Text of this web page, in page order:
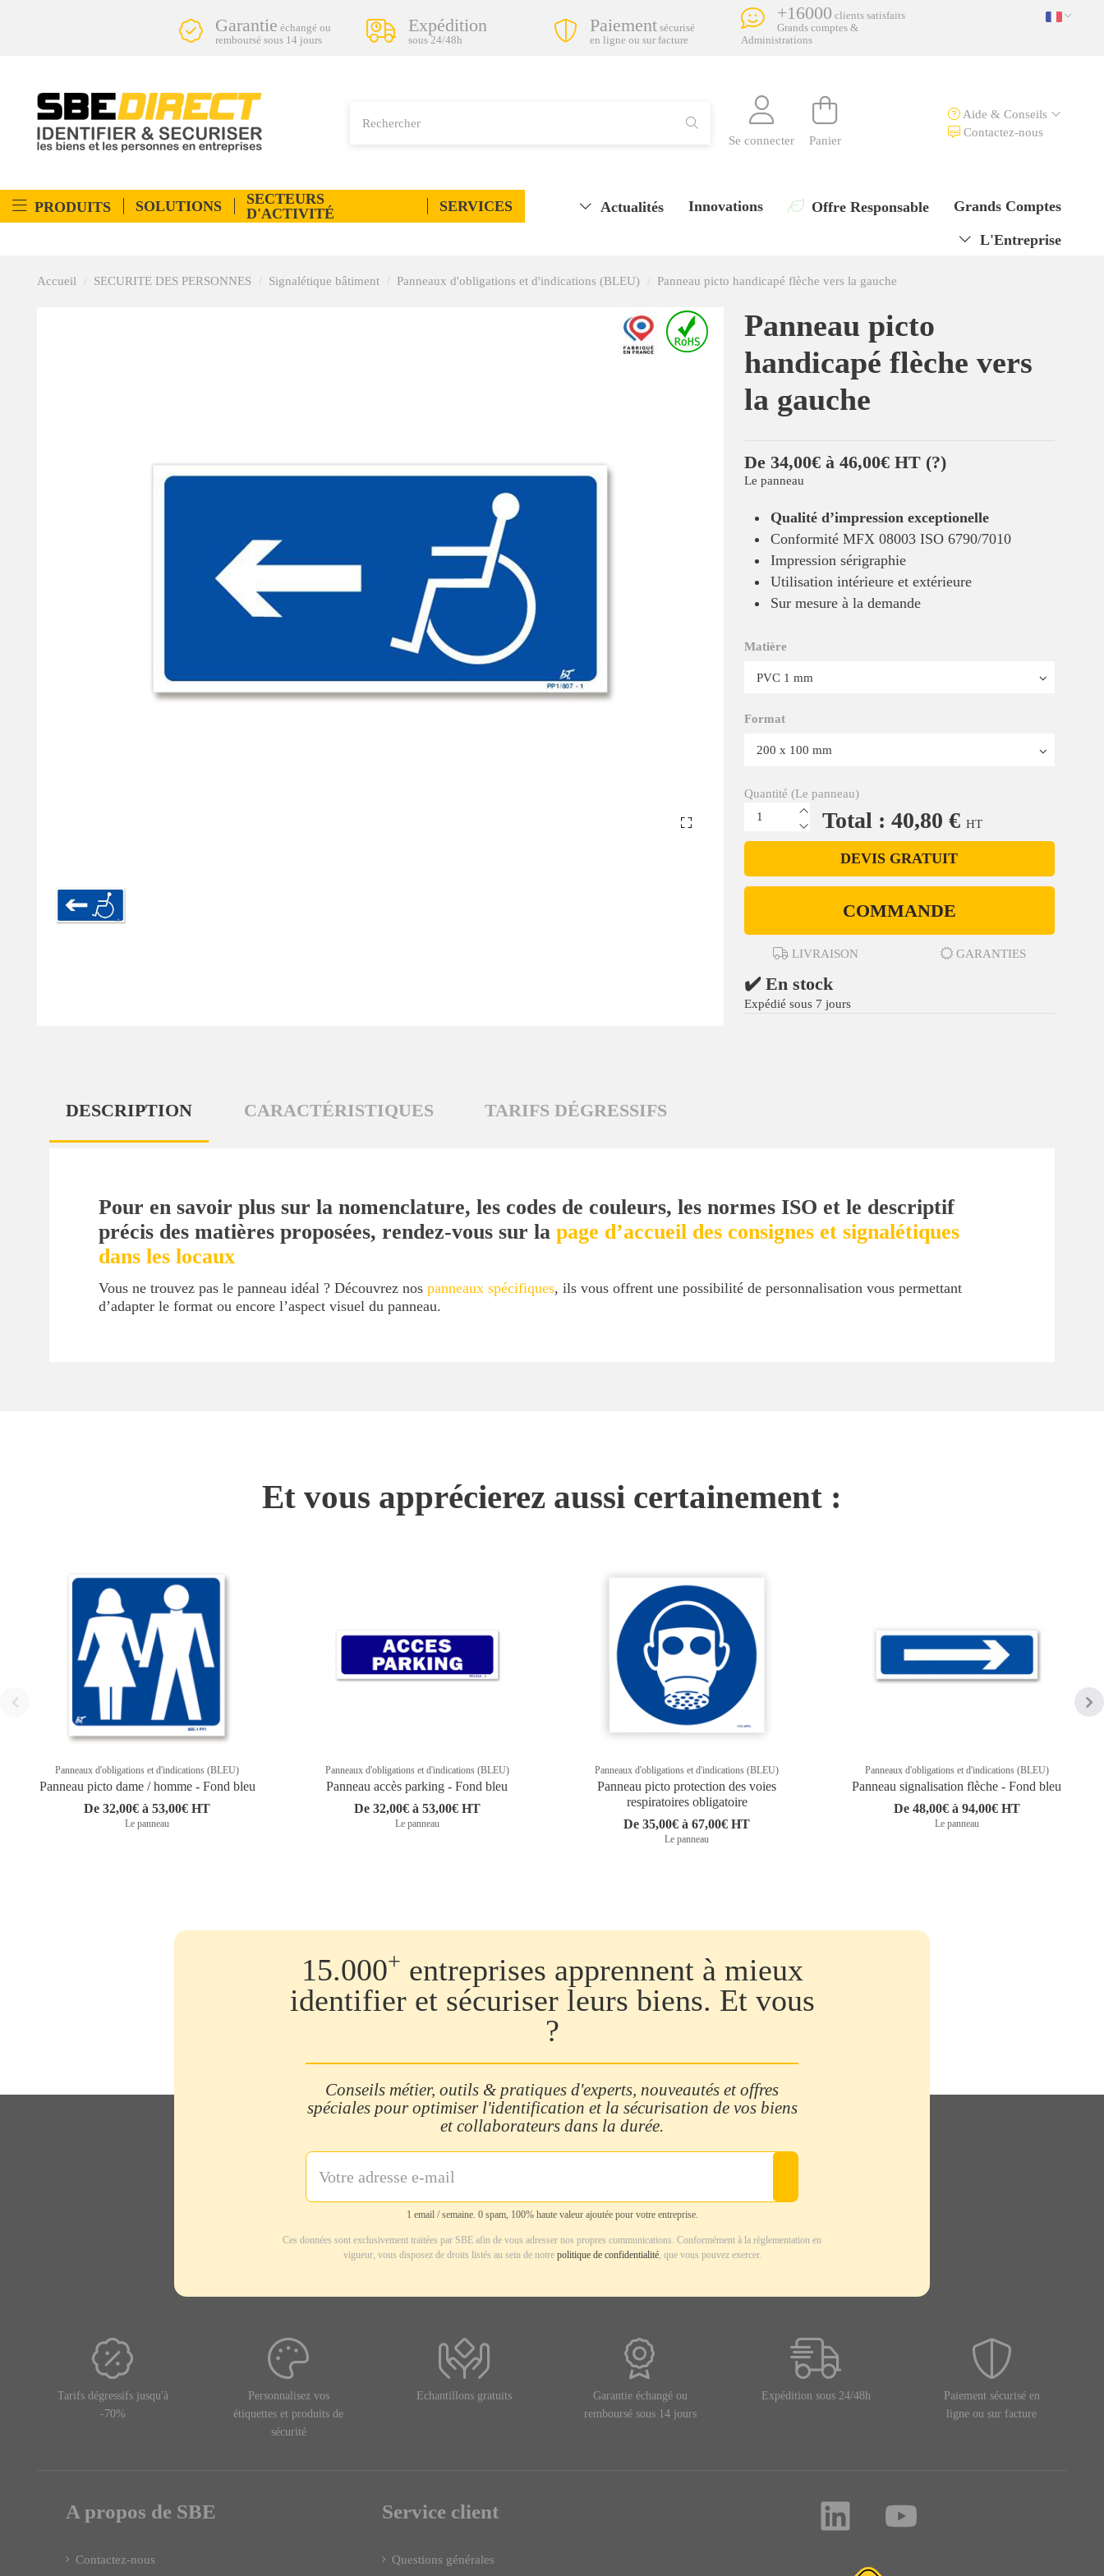
Garantie échangé ou
remboursé sous 14 jours
Expédition
sous 24/48h
Paiement sécurisé
en ligne ou sur facture
+16000 clients satisfaits
Grands comptes &
Administrations
Se connecter Panier
Aide & Conseils
Contactez-nous
PRODUITS SOLUTIONS
SECTEURS
D'ACTIVITÉ
SERVICES Grands Comptes
Offre Responsable
Innovations
Actualités
L'Entreprise
Accueil SECURITE DES PERSONNES Signalétique bâtiment Panneaux d'obligations et d'indications (BLEU) Panneau picto handicapé flèche vers la gauche
Panneau picto
handicapé flèche vers
la gauche
De 34,00€ à 46,00€ HT (?)
Le panneau
Qualité d’impression exceptionelle
Conformité MFX 08003 ISO 6790/7010
Impression sérigraphie
Utilisation intérieure et extérieure
Sur mesure à la demande
Matière
Format
Quantité (Le panneau)
Total : 40,80 € HT
DEVIS GRATUIT
COMMANDE
LIVRAISON GARANTIES
✔️ En stock
Expédié sous 7 jours
DESCRIPTION CARACTÉRISTIQUES TARIFS DÉGRESSIFS
Pour en savoir plus sur la nomenclature, les codes de couleurs, les normes ISO et le descriptif
précis des matières proposées, rendez-vous sur la page d’accueil des consignes et signalétiques
dans les locaux
Vous ne trouvez pas le panneau idéal ? Découvrez nos panneaux spécifiques, ils vous offrent une possibilité de personnalisation vous permettant
d’adapter le format ou encore l’aspect visuel du panneau.
Et vous apprécierez aussi certainement :
Panneaux d'obligations et d'indications (BLEU)
Panneau picto dame / homme - Fond bleu
De 32,00€ à 53,00€ HT
Le panneau
Panneaux d'obligations et d'indications (BLEU)
Panneau accès parking - Fond bleu
De 32,00€ à 53,00€ HT
Le panneau
Panneaux d'obligations et d'indications (BLEU)
Panneau picto protection des voies
respiratoires obligatoire
De 35,00€ à 67,00€ HT
Le panneau
Panneaux d'obligations et d'indications (BLEU)
Panneau signalisation flèche - Fond bleu
De 48,00€ à 94,00€ HT
Le panneau
15.000+ entreprises apprennent à mieux
identifier et sécuriser leurs biens. Et vous
?
Conseils métier, outils & pratiques d'experts, nouveautés et offres
spéciales pour optimiser l'identification et la sécurisation de vos biens
et collaborateurs dans la durée.
1 email / semaine. 0 spam, 100% haute valeur ajoutée pour votre entreprise.
Ces données sont exclusivement traitées par SBE afin de vous adresser nos propres communications. Conformément à la règlementation en
vigueur, vous disposez de droits listés au sein de notre politique de confidentialité, que vous pouvez exercer.
Tarifs dégressifs jusqu'à
-70%
Personnalisez vos
étiquettes et produits de
sécurité
Echantillons gratuits
Garantie échangé ou
remboursé sous 14 jours
Expédition sous 24/48h
Paiement sécurisé en
ligne ou sur facture
A propos de SBE
Contactez-nous
Service client
Questions générales